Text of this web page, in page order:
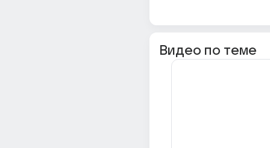
Видео по теме